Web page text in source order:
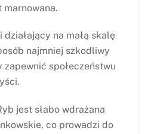
na małą skalę
najmniej szkodliwy
społeczeństwu
jest słabo wdrażana
co prowadzi do